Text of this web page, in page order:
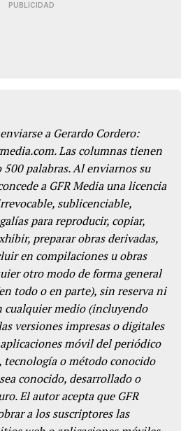
PUBLICIDAD
a Gerardo Cordero:
Las columnas tienen
500 palabras. Al enviarnos su
a GFR Media una licencia
sublicenciable,
para reproducir, copiar,
preparar obras derivadas,
en compilaciones u obras
otro modo de forma general
todo o en parte), sin reserva ni
medio (incluyendo
versiones impresas o digitales
móvil del periódico
tecnología o método conocido
conocido, desarrollado o
El autor acepta que GFR
a los suscriptores las